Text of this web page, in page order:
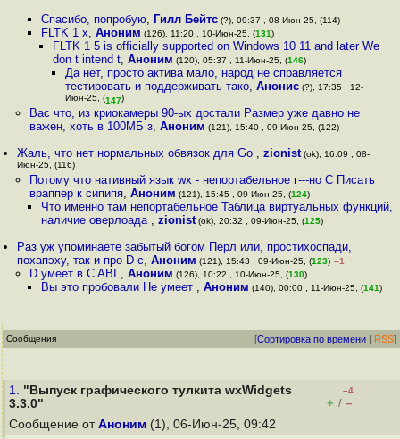
Спасибо, попробую, Гилл Бейтс(?), 09:37 , 08-Июн-25, (114)
FLTK 1 x, Аноним (126), 11:20 , 10-Июн-25, (131)
FLTK 1 5 is officially supported on Windows 10 11 and later We
don t intend t,Аноним (120), 05:37 , 11-Июн-25, (146)
Да нет, просто актива мало, народ не справляется
тестировать и поддерживать тако, Анонис(?), 17:35 , 12-
Июн-25, (147)
Вас что, из криокамеры 90-ых достали Размер уже давно не
важен, хоть в 100МБ з, Аноним (121), 15:40 , 09-Июн-25, (122)
Жаль, что нет нормальных обвязок для Go ,zionist (ok), 16:09 , 08-
Июн-25, (116)
Потому что нативный язык wx - непортабельное г---но С Писать
враппер к сипипя, Аноним (121), 15:45 , 09-Июн-25, (124)
Что именно там непортабельное Таблица виртуальных функций,
наличие оверлоада , zionist(ok), 20:32 , 09-Июн-25, (125)
Раз уж упоминаете забытый богом Перл или, простихоспади,
похапэху, так и про D с,Аноним (121), 15:43 , 09-Июн-25, (123) –1
D умеет в C ABI , Аноним (126), 10:22 , 10-Июн-25, (130)
Вы это пробовали Не умеет , Аноним (140), 00:00 , 11-Июн-25, (141)
Сообщения [Сортировка по времени | RSS]
1. "Выпуск графического тулкита wxWidgets
3.3.0"
–4
+ / –
Сообщение от Аноним (1), 06-Июн-25, 09:42